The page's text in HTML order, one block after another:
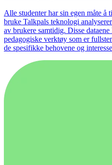
Alle studenter har sin egen måte å
bruke Talkpals teknologi
av brukere samtidig. Disse
pedagogiske verktøy som er
de spesifikke behovene og